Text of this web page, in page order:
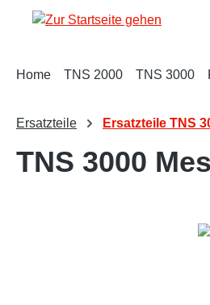
Hauptinhalt springen
Zur Suche springen
Zur Hauptnavigation springen
Home TNS 2000 TNS 3000
Ersatzteile Ersatzteile TNS
TNS 3000